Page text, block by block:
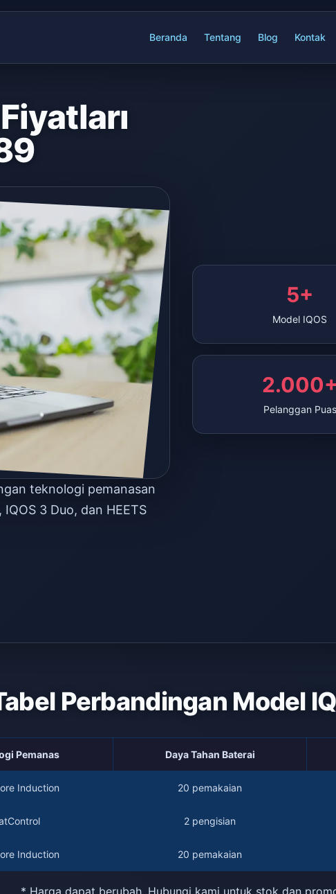
Beranda Tentang Blog Kontak
teknologi pemanasan
3 Duo, dan HEETS
5+
Model IQOS
Pelanggan Puas
Perbandingan Model
Pemanas Daya Tahan Baterai
Induction 20 pemakaian
2 pengisian
Induction 20 pemakaian
* Harga dapat berubah. Hubungi kami untuk stok dan